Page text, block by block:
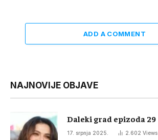
ADD A COMMENT
NAJNOVIJE OBJAVE
Daleki grad epizoda 29
17. srpnja 2025. 2.602 Views